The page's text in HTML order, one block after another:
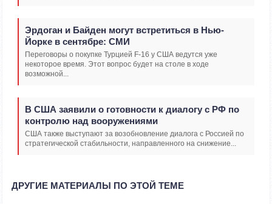
Эрдоган и Байден могут встретиться в Нью-
Йорке в сентябре: СМИ
Переговоры о покупке Турцией F-16 у США ведутся уже
некоторое время. Этот вопрос будет на столе в ходе
возможной...
В США заявили о готовности к диалогу с РФ по
контролю над вооружениями
США также выступают за возобновление диалога с Россией по
стратегической стабильности, направленного на снижение...
ДРУГИЕ МАТЕРИАЛЫ ПО ЭТОЙ ТЕМЕ